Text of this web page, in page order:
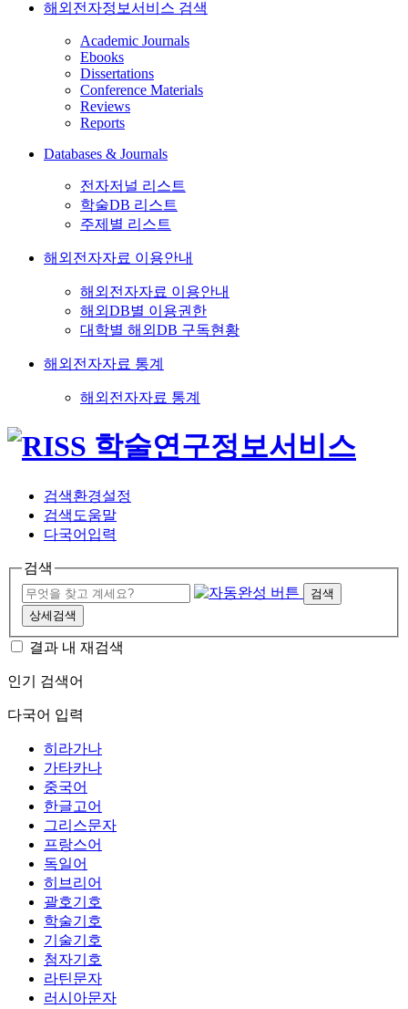
해외전자정보서비스 검색
Academic Journals
Ebooks
Dissertations
Conference Materials
Reviews
Reports
Databases & Journals
전자저널 리스트
학술DB 리스트
주제별 리스트
해외전자자료 이용안내
해외전자자료 이용안내
해외DB별 이용권한
대학별 해외DB 구독현황
해외전자자료 통계
해외전자자료 통계
검색환경설정
검색도움말
다국어입력
검색
검색
상세검색
결과 내 재검색
인기 검색어
다국어 입력
히라가나
가타카나
중국어
한글고어
그리스문자
프랑스어
독일어
히브리어
괄호기호
학술기호
기술기호
첨자기호
라틴문자
러시아문자